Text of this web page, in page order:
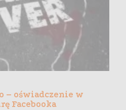
– oświadczenie w
Facebooka